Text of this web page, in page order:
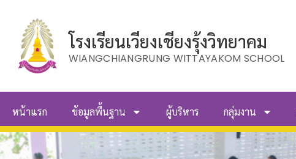
โรงเรียนเวียงเชียงรุ้งวิทยาคม
WIANGCHIANGRUNG WITTAYAKOM SCHOOL
หน้าแรก ข้อมูลพื้นฐาน ผู้บริหาร กลุ่มงาน